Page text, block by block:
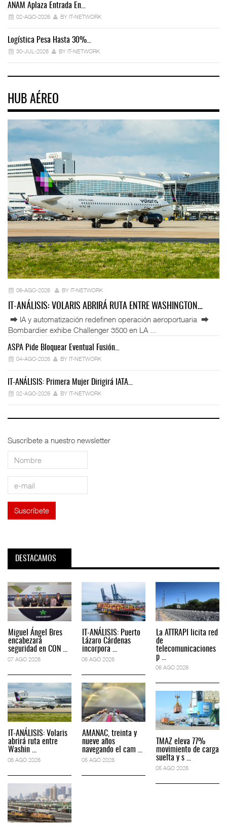
ANAM Aplaza Entrada En…
02-AGO-2026 BY IT-NETWORK
Logística Pesa Hasta 30%…
30-JUL-2026 BY IT-NETWORK
HUB AÉREO
06-AGO-2026 BY IT-NETWORK
IT-ANÁLISIS: VOLARIS ABRIRÁ RUTA ENTRE WASHINGTON…
⮕ IA y automatización redefinen operación aeroportuaria ⮕
Bombardier exhibe Challenger 3500 en LA ...
ASPA Pide Bloquear Eventual Fusión…
04-AGO-2026 BY IT-NETWORK
IT-ANÁLISIS: Primera Mujer Dirigirá IATA…
02-AGO-2026 BY IT-NETWORK
Suscríbete a nuestro newsletter
DESTACAMOS
Miguel Ángel Bres
encabezará
seguridad en CON ...
07 AGO 2026
IT-ANÁLISIS: Volaris
abrirá ruta entre
Washin ...
06 AGO 2026
IT-ANÁLISIS: Puerto
Lázaro Cárdenas
incorpora ...
06 AGO 2026
AMANAC, treinta y
nueve años
navegando el cam ...
05 AGO 2026
La ATTRAPI licita red
de
telecomunicaciones
p ...
06 AGO 2026
TMAZ eleva 77%
movimiento de carga
suelta y s ...
05 AGO 2026